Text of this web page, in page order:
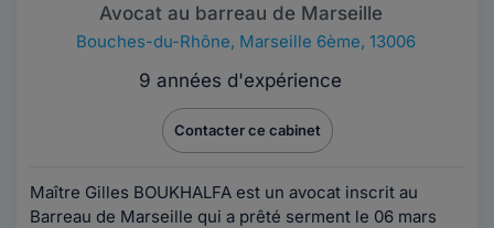
Avocat au barreau de Marseille
Bouches-du-Rhône, Marseille 6ème, 13006
9 années d'expérience
Contacter ce cabinet
Maître Gilles BOUKHALFA est un avocat inscrit au
Barreau de Marseille qui a prêté serment le 06 mars